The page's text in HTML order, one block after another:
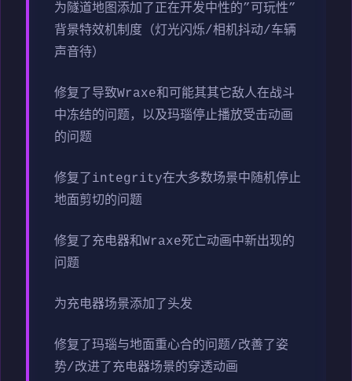
为隧道地图添加了正在开发中性的”可玩性”
背景特效机制度（灯光闪烁/相机抖动/车辆
声音待）
修复了导致Wraxe和可能其其它敌人在战斗
中冻结的问题，以及玛瑙停止播放受击动画
的问题
修复了integrity在大多数场景中随机停止
地面剪切的问题
修复了充电器和Wraxe死亡动画中新出现的
问题
为充电器场景添加了头发
修复了玛瑙与地面重心合的问题/改善了姿
势/改进了充电器场景的穿透动画